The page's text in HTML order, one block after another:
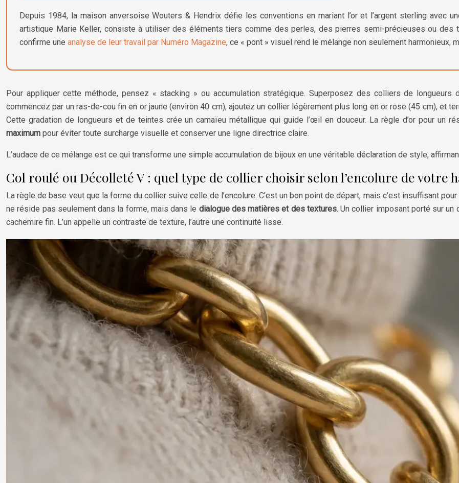
Depuis 1984, la maison anversoise Wouters & Hendrix défie les conventions en mariant l’or et l’argent sterling avec
artistique Marie Keller, consiste à utiliser des éléments tiers comme des perles, des pierres semi-précieuses ou des
confirme une analyse de leur travail par Numéro Magazine, ce « pont » visuel rend le mélange non seulement harmonieux,
Pour appliquer cette méthode, pensez « stacking » ou accumulation stratégique. Superposez des colliers de
commencez par un ras-de-cou fin en or jaune (environ 40 cm), ajoutez un collier légèrement plus long en or rose (45 cm), et
Cette gradation de longueurs et de teintes crée un camaïeu métallique qui guide l’œil en douceur. La règle d’or pour un
maximum pour éviter toute surcharge visuelle et conserver une ligne directrice claire.
L’audace de ce mélange est ce qui transforme une simple accumulation de bijoux en une véritable déclaration de style,
Col roulé ou Décolleté V : quel type de collier choisir selon l’encolure de votre
La règle de base veut que la forme du collier suive celle de l’encolure. C’est un bon point de départ, mais c’est insuffisant
ne réside pas seulement dans la forme, mais dans le dialogue des matières et des textures. Un collier imposant porté sur un
cachemire fin. L’un appelle un contraste de texture, l’autre une continuité lisse.